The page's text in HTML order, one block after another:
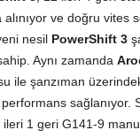
ve doğru vites
nesil PowerShift 3
Aynı zamanda
ile şanzıman
performans
ileri 1 geri G141-9